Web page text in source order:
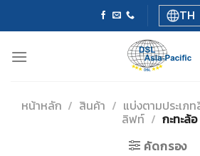
TH
หน้าหลัก / สินค้า / แบ่งตามประเภ
ลิฟท์ / กะทะล้อ
คัดกรอง